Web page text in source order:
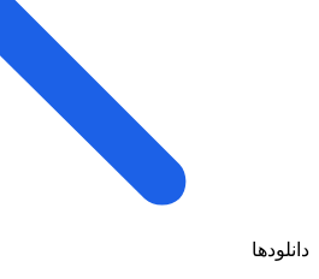
دانلودها